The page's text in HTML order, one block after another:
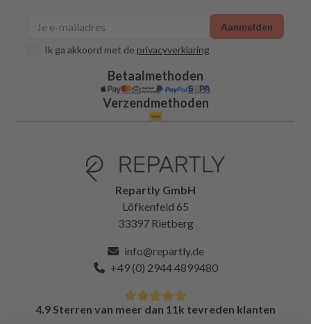
Ik ga akkoord met de privacyverklaring
Aanmelden
Betaalmethoden
Verzendmethoden
Repartly GmbH
Löfkenfeld 65
33397 Rietberg
info@repartly.de
+49 (0) 2944 4899480
4.9 Sterren van meer dan 11k tevreden klanten